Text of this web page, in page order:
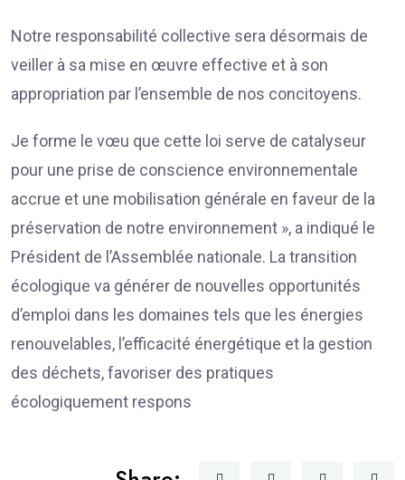
Notre responsabilité collective sera désormais de
veiller à sa mise en œuvre effective et à son
appropriation par l’ensemble de nos concitoyens.
Je forme le vœu que cette loi serve de catalyseur
pour une prise de conscience environnementale
accrue et une mobilisation générale en faveur de la
préservation de notre environnement », a indiqué le
Président de l’Assemblée nationale. La transition
écologique va générer de nouvelles opportunités
d’emploi dans les domaines tels que les énergies
renouvelables, l’efficacité énergétique et la gestion
des déchets, favoriser des pratiques
écologiquement respons